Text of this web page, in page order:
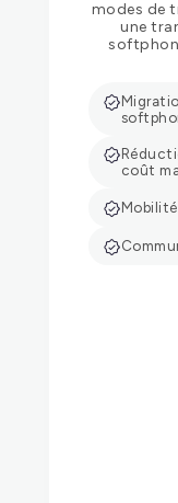
modes de
une
coût